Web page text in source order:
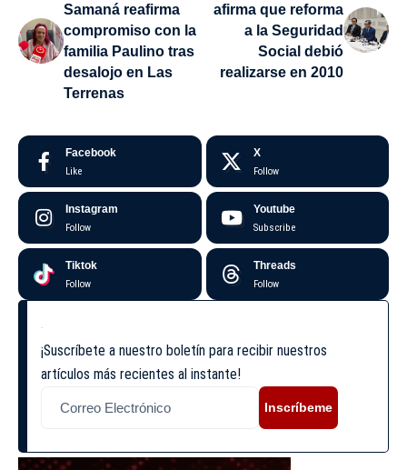
Samaná reafirma
compromiso con la
familia Paulino tras
desalojo en Las
Terrenas
afirma que reforma
a la Seguridad
Social debió
realizarse en 2010
Facebook
Like
X
Follow
Instagram
Follow
Youtube
Subscribe
Tiktok
Follow
Threads
Follow
¡Suscríbete a nuestro boletín para recibir nuestros
artículos más recientes al instante!
Inscríbeme